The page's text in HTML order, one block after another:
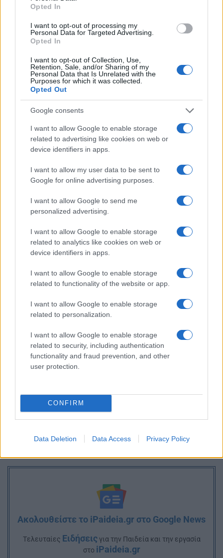
Opted In
I want to opt-out of processing my
Personal Data for Targeted Advertising.
Opted In
I want to opt-out of Collection, Use,
Retention, Sale, and/or Sharing of my
Personal Data that Is Unrelated with the
Purposes for which it was collected.
Opted Out
Google consents
I want to allow Google to enable storage
related to advertising like cookies on web or
device identifiers in apps.
I want to allow my user data to be sent to
Google for online advertising purposes.
I want to allow Google to send me
personalized advertising.
I want to allow Google to enable storage
related to analytics like cookies on web or
device identifiers in apps.
I want to allow Google to enable storage
related to functionality of the website or app.
I want to allow Google to enable storage
related to personalization.
I want to allow Google to enable storage
related to security, including authentication
functionality and fraud prevention, and other
user protection.
CONFIRM
Data Deletion Data Access Privacy Policy
Παράλληλα, επισημαίνεται ότι η ρύθμιση δεν επιφέρει
καμία επιπλέον δαπάνη για τον κρατικό προϋπολογισμό,
γεγονός που υπογραμμίζει τον διοικητικό χαρακτήρα
προγραμματισμό της εκπαιδευτικής χρονιάς.
διαμορφώνεται το τελικό στάδιο της σχολικής χρονιάς
για χιλιάδες μαθητές, οι οποίοι καλούνται να
προετοιμαστούν για τις εξετάσεις που ακολουθούν, με
σαφές πλέον χρονοδιάγραμμα για την ολοκλήρωση των
μαθημάτων.
Βία ανηλίκων: Σχολεία και ψυχολόγοι – Το σχέδιο για
την αντιμετώπιση της βίας ανηλίκων
Ακολουθείστε το iPaideia.gr στο Google News
Tελευταίες Ειδήσειςγια την Παιδεία και την εργασία
στο iPaideia.gr